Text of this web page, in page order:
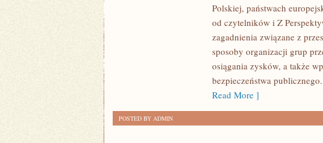
MAFIAPolskiej, państwach
od czytelników i Z
zagadnienia związane z
sposoby organizacji grup
osiągania zysków, a także
bezpieczeństwa
Read More ]
POSTED BY ADMIN